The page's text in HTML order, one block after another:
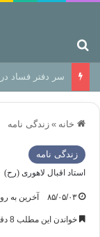
سر دفتر فساد
خانه » زندگی نامه
زندگی نامه
استاد اقبال لاهوری (رح)
۸۵/۰۵/۰۳ آخرین به روز
خواندن این مطلب 8 دقیقه زمان میبرد